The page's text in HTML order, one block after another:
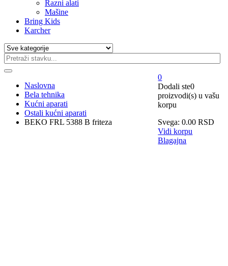
Razni alati
Mašine
Bring Kids
Karcher
0
Dodali ste0
proizvodi(s) u vašu
korpu
Svega: 0.00RSD
Vidi korpu
Blagajna
Naslovna
Bela tehnika
Kućni aparati
Ostali kućni aparati
BEKO FRL 5388 B friteza